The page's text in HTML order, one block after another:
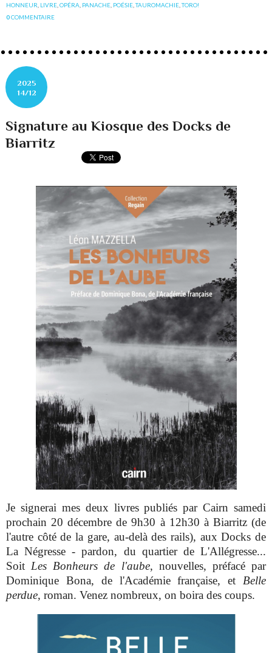
HONNEUR LIVRE ,OPÉRA PANACHE POÉSIE ,TAUROMACHIE ,TORO!
0COMMENTAIRE
2025
14/12
Signature au Kiosque des Docks de
Biarritz
Je signerai mes deux livres publiés par Cairn samedi
prochain 20 décembre de 9h30 à 12h30 à Biarritz (de
l'autre côté de la gare, au-delà des rails), aux Docks de
La Négresse - pardon, du quartier de L'Allégresse...
SoitLes Bonheurs de l'aube, nouvelles, préfacé par
Dominique Bona, de l'Académie française, et Belle
perdue, roman. Venez nombreux, on boira des coups.